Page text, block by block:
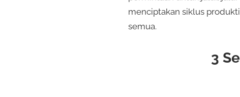
menciptakan siklus
semua.
3